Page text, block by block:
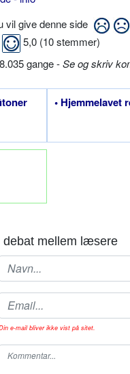
vil give denne side
5,0 (10stemmer)
gange -Se og skriv
• Hjemmelavet
debat mellem læsere
e-mail bliver ikke vist på sitet.